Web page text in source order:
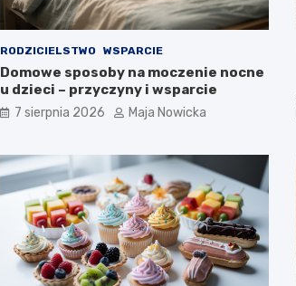
RODZICIELSTWO WSPARCIE
Domowe sposoby na moczenie nocne
u dzieci – przyczyny i wsparcie
7 sierpnia 2026 Maja Nowicka